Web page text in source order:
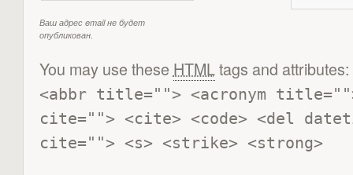
Ваш адрес email не будет
опубликован.
You may use these HTMLtags and attributes:
<abbr title=""> <acronym
cite=""> <cite> <code> <del
cite=""> <s> <strike> <strong>